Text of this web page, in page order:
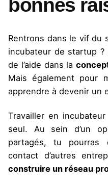
bonnes
Rentrons dans le vif du
incubateur de startup ?
de l’aide dans la
Mais également pour
apprendre à devenir un
Travailler en
seul. Au sein d’un
partagés, tu pourras
contact d’autres
construire un réseau